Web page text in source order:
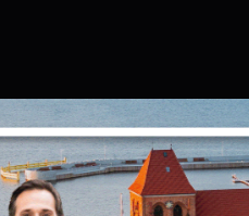
Twoją prywatność. Możesz
zaakceptować je